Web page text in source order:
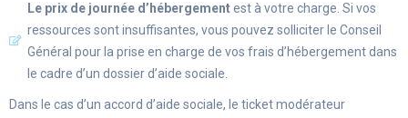
Le prix de journée d’hébergementest à votre charge. Si vos
ressources sont insuffisantes, vous pouvez solliciter le Conseil
Général pour la prise en charge de vos frais d’hébergement dans
le cadre d’un dossier d’aide sociale.
Dans le cas d’un accord d’aide sociale, le ticket modérateur